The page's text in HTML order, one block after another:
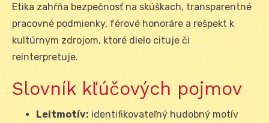
Etika zahŕňa bezpečnosť na skúškach, transparentné
pracovné podmienky, férové honoráre a rešpekt k
kultúrnym zdrojom, ktoré dielo cituje či
reinterpretuje.
Slovník kľúčových pojmov
Leitmotív: identifikovateľný hudobný motív